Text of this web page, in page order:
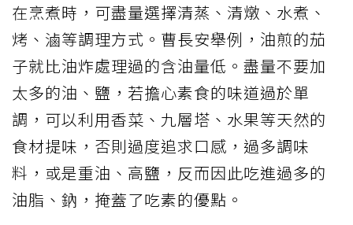
在烹煮時，可盡量選擇清蒸、清燉、水煮、
烤、滷等調理方式。曹長安舉例，油煎的茄
子就比油炸處理過的含油量低。盡量不要加
太多的油、鹽，若擔心素食的味道過於單
調，可以利用香菜、九層塔、水果等天然的
食材提味，否則過度追求口感，過多調味
料，或是重油、高鹽，反而因此吃進過多的
油脂、鈉，掩蓋了吃素的優點。